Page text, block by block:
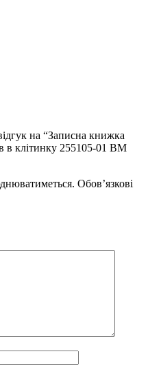
на “Записна книжка
в клітинку 255105-01 BM
Обов’язкові